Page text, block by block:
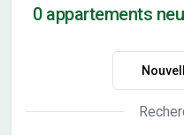
0 appartements